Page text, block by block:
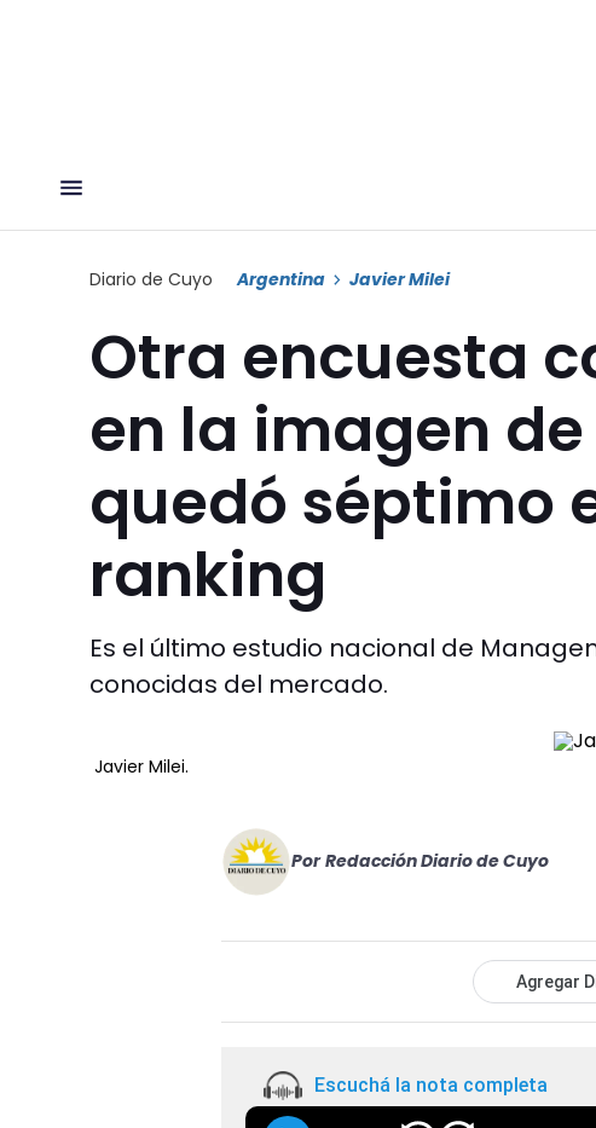
Diario de Cuyo Argentina Javier Milei
Otra encuesta
en la imagen
quedó séptimo
ranking
Es el último estudio nacional de
conocidas del mercado.
Javier Milei.
Por Redacción Diario de Cuyo
Agregar
Escuchá la nota completa